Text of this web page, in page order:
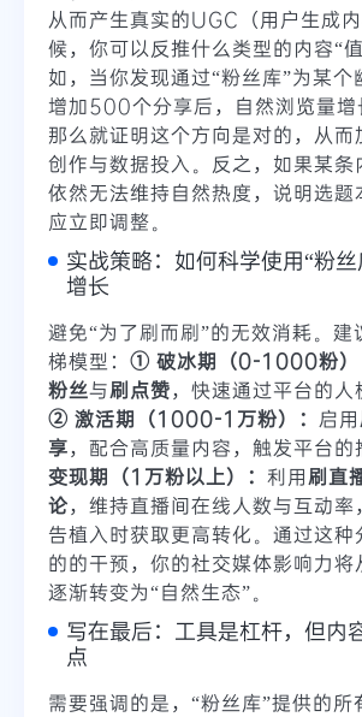
从而产生真实的UGC（用户生成
候，你可以反推什么类型的内容“
如，当你发现通过“粉丝库”为某个
增加500个分享后，自然浏览量增
那么就证明这个方向是对的，从而
创作与数据投入。反之，如果某条
依然无法维持自然热度，说明选题
应立即调整。
实战策略：如何科学使用“粉
增长
避免“为了刷而刷”的无效消耗。建
梯模型： ① 破冰期（0-1000粉）
粉丝与刷点赞，快速通过平台的人
② 激活期（1000-1万粉）： 启用
享，配合高质量内容，触发平台的
变现期（1万粉以上）： 利用刷直
论，维持直播间在线人数与互动率
告植入时获取更高转化。通过这种
的的干预，你的社交媒体影响力将
逐渐转变为“自然生态”。
写在最后：工具是杠杆，但内
点
需要强调的是，“粉丝库”提供的